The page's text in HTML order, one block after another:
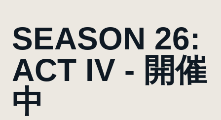
SEASON 26:
ACT IV - 開催
中